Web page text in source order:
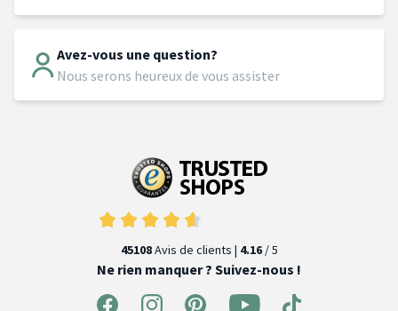
Avez-vous une question?
Nous serons heureux de vous assister
45108Avis de clients | 4.16/ 5
Ne rien manquer ? Suivez-nous !